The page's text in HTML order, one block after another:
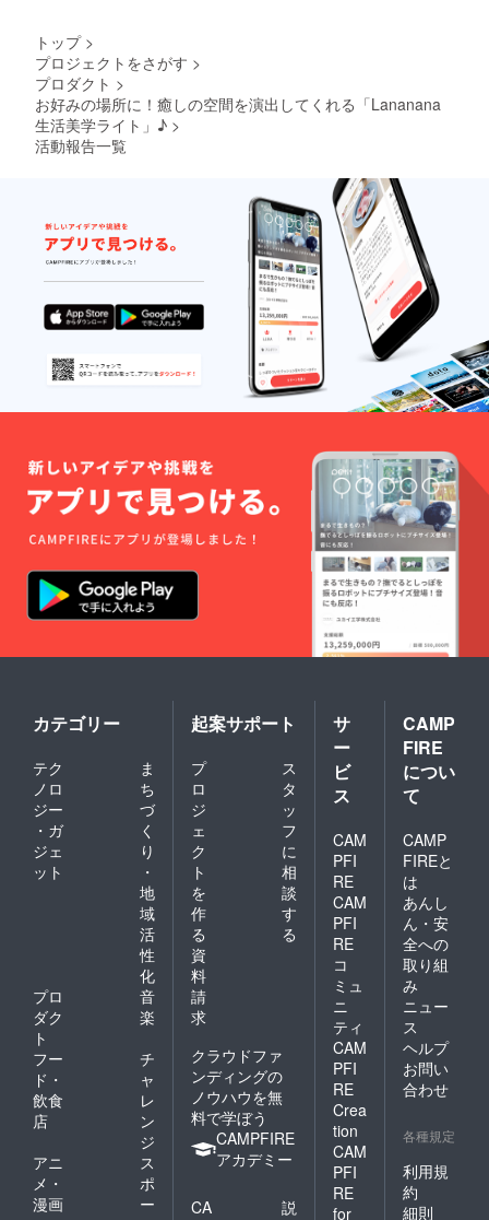
トップ >
プロジェクトをさがす >
プロダクト >
お好みの場所に！癒しの空間を演出してくれる「Lananana
生活美学ライト」♪ >
活動報告一覧
カテゴリー
テク
ノロ
ジー
・ガ
ジェ
ット
ま
ち
づ
く
り
・
地
域
活
性
化
プロ
ダク
ト
音
楽
フー
ド・
飲食
店
チ
ャ
レ
ン
ジ
アニ
メ・
漫画
ス
ポ
ー
起案サポート
プ
ロ
ジ
ェ
ク
ト
を
作
る
ス
タ
ッ
フ
に
相
談
す
る
資
料
請
求
クラウドファ
ンディングの
ノウハウを無
料で学ぼう
CAMPFIRE
アカデミー
CA
説
サ
ー
ビ
ス
CAM
PFI
RE
CAM
PFI
RE
コ
ミュ
ニ
ティ
CAM
PFI
RE
Crea
tion
CAM
PFI
RE
for
CAMP
FIRE
につい
て
CAMP
FIREと
は
あんし
ん・安
全への
取り組
み
ニュー
ス
ヘルプ
お問い
合わせ
各種規定
利用規
約
細則